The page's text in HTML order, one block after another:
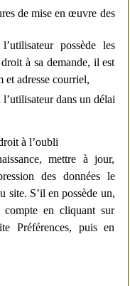
de mise en œuvre des
possède les
à sa demande, il est
et adresse courriel,
dans un délai
à l’oubli
mettre à jour,
des données le
site. S’il en possède un,
compte en cliquant sur
Préférences, puis en